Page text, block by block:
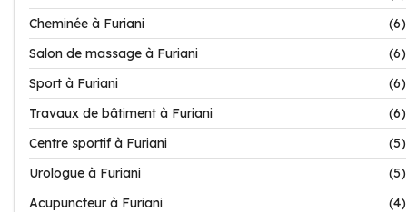
Cheminée à Furiani
(6)
Salon de massage à Furiani
(6)
Sport à Furiani
(6)
Travaux de bâtiment à Furiani
(6)
Centre sportif à Furiani
(5)
Urologue à Furiani
(5)
Acupuncteur à Furiani
(4)